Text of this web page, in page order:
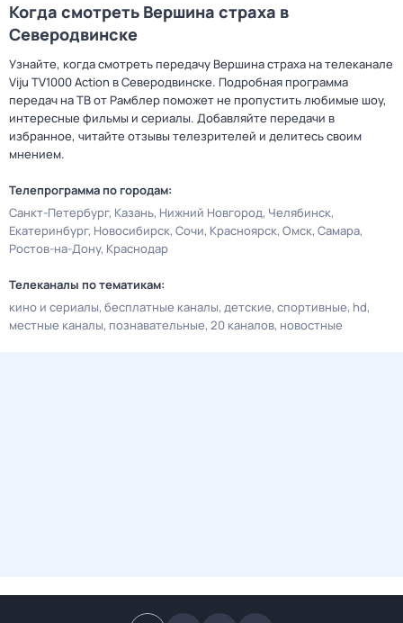
Когда смотреть Вершина страха в
Северодвинске
Узнайте, когда смотреть передачу Вершина страха на телеканале
Viju TV1000 Action в Северодвинске. Подробная программа
передач на ТВ от Рамблер поможет не пропустить любимые шоу,
интересные фильмы и сериалы. Добавляйте передачи в
избранное, читайте отзывы телезрителей и делитесь своим
мнением.
Телепрограмма по городам:
Санкт-Петербург Казань Нижний Новгород Челябинск
Екатеринбург Новосибирск Сочи Красноярск Омск Самара
Ростов-на-Дону Краснодар
Телеканалы по тематикам:
кино и сериалы бесплатные каналы детские спортивные hd
местные каналы познавательные 20 каналов новостные